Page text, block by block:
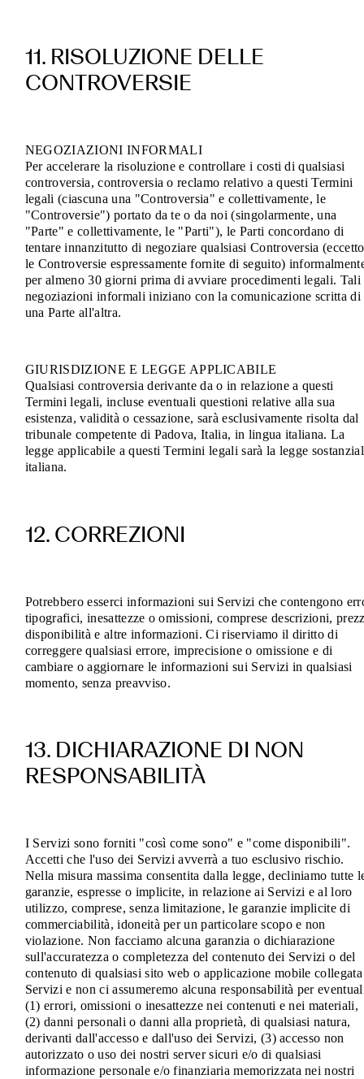
11. RISOLUZIONE DELLE
CONTROVERSIE
NEGOZIAZIONI INFORMALI
Per accelerare la risoluzione e controllare i costi di qualsiasi
controversia, controversia o reclamo relativo a questi Termini
legali (ciascuna una "Controversia" e collettivamente, le
"Controversie") portato da te o da noi (singolarmente, una
"Parte" e collettivamente, le "Parti"), le Parti concordano di
tentare innanzitutto di negoziare qualsiasi Controversia (eccetto
le Controversie espressamente fornite di seguito)
per almeno 30 giorni prima di avviare procedimenti legali. Tali
negoziazioni informali iniziano con la comunicazione scritta di
una Parte all'altra.
GIURISDIZIONE E LEGGE APPLICABILE
Qualsiasi controversia derivante da o in relazione a questi
Termini legali, incluse eventuali questioni relative alla sua
esistenza, validità o cessazione, sarà esclusivamente risolta dal
tribunale competente di Padova, Italia, in lingua italiana. La
legge applicabile a questi Termini legali sarà la legge
italiana.
12. CORREZIONI
Potrebbero esserci informazioni sui Servizi che contengono
tipografici, inesattezze o omissioni, comprese descrizioni,
disponibilità e altre informazioni. Ci riserviamo il diritto di
correggere qualsiasi errore, imprecisione o omissione e di
cambiare o aggiornare le informazioni sui Servizi in qualsiasi
momento, senza preavviso.
13. DICHIARAZIONE DI NON
RESPONSABILITÀ
I Servizi sono forniti "così come sono" e "come disponibili".
Accetti che l'uso dei Servizi avverrà a tuo esclusivo rischio.
Nella misura massima consentita dalla legge, decliniamo tutte
garanzie, espresse o implicite, in relazione ai Servizi e al loro
utilizzo, comprese, senza limitazione, le garanzie implicite di
commerciabilità, idoneità per un particolare scopo e non
violazione. Non facciamo alcuna garanzia o dichiarazione
sull'accuratezza o completezza del contenuto dei Servizi o del
contenuto di qualsiasi sito web o applicazione mobile
Servizi e non ci assumeremo alcuna responsabilità per
(1) errori, omissioni o inesattezze nei contenuti e nei materiali,
(2) danni personali o danni alla proprietà, di qualsiasi natura,
derivanti dall'accesso e dall'uso dei Servizi, (3) accesso non
autorizzato o uso dei nostri server sicuri e/o di qualsiasi
informazione personale e/o finanziaria memorizzata nei nostri